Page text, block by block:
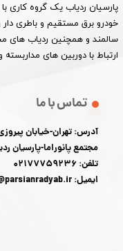
پارسیان ردیاب یک گروه کاری
خودرو برق مستقیم و باطری
سالمند و همچنین ردیاب های
ارتباط با دوربین های
تماس با ما
آدرس: تهران-خیابان
مجتمع پانوراما-پارسیان
تلفن: 02177759236
ایمیل: info@parsianradyab.ir